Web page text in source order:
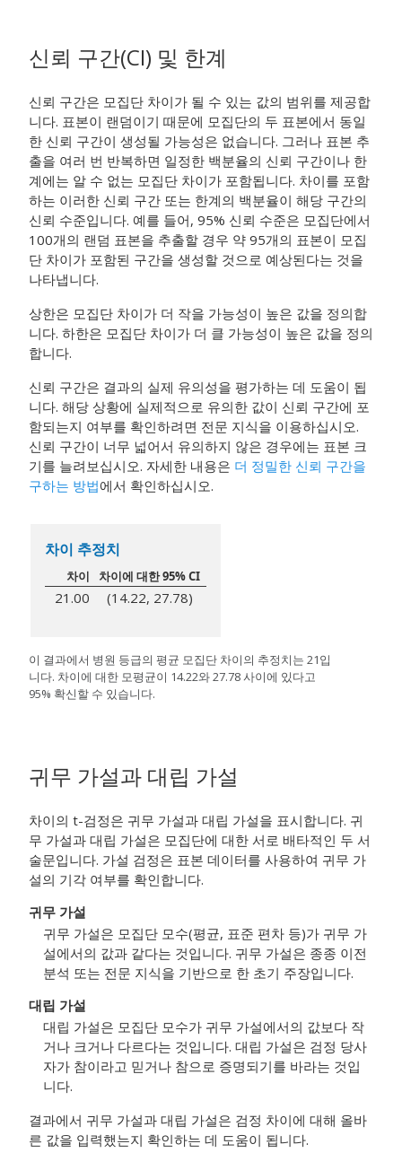
신뢰 구간(CI) 및 한계
신뢰 구간은 모집단 차이가 될 수 있는 값의 범위를 제공합
니다. 표본이 랜덤이기 때문에 모집단의 두 표본에서 동일
한 신뢰 구간이 생성될 가능성은 없습니다. 그러나 표본 추
출을 여러 번 반복하면 일정한 백분율의 신뢰 구간이나 한
계에는 알 수 없는 모집단 차이가 포함됩니다. 차이를 포함
하는 이러한 신뢰 구간 또는 한계의 백분율이 해당 구간의
신뢰 수준입니다. 예를 들어, 95% 신뢰 수준은 모집단에서
100개의 랜덤 표본을 추출할 경우 약 95개의 표본이 모집
단 차이가 포함된 구간을 생성할 것으로 예상된다는 것을
나타냅니다.
상한은 모집단 차이가 더 작을 가능성이 높은 값을 정의합
니다. 하한은 모집단 차이가 더 클 가능성이 높은 값을 정의
합니다.
신뢰 구간은 결과의 실제 유의성을 평가하는 데 도움이 됩
니다. 해당 상황에 실제적으로 유의한 값이 신뢰 구간에 포
함되는지 여부를 확인하려면 전문 지식을 이용하십시오.
신뢰 구간이 너무 넓어서 유의하지 않은 경우에는 표본 크
기를 늘려보십시오. 자세한 내용은 더 정밀한 신뢰 구간을
구하는 방법에서 확인하십시오.
차이 추정치
차이 차이에 대한 95% CI
21.00 (14.22, 27.78)
이 결과에서 병원 등급의 평균 모집단 차이의 추정치는 21입
니다. 차이에 대한 모평균이 14.22와 27.78 사이에 있다고
95% 확신할 수 있습니다.
귀무 가설과 대립 가설
차이의 t-검정은 귀무 가설과 대립 가설을 표시합니다. 귀
무 가설과 대립 가설은 모집단에 대한 서로 배타적인 두 서
술문입니다. 가설 검정은 표본 데이터를 사용하여 귀무 가
설의 기각 여부를 확인합니다.
귀무 가설
귀무 가설은 모집단 모수(평균, 표준 편차 등)가 귀무 가
설에서의 값과 같다는 것입니다. 귀무 가설은 종종 이전
분석 또는 전문 지식을 기반으로 한 초기 주장입니다.
대립 가설
대립 가설은 모집단 모수가 귀무 가설에서의 값보다 작
거나 크거나 다르다는 것입니다. 대립 가설은 검정 당사
자가 참이라고 믿거나 참으로 증명되기를 바라는 것입
니다.
결과에서 귀무 가설과 대립 가설은 검정 차이에 대해 올바
른 값을 입력했는지 확인하는 데 도움이 됩니다.